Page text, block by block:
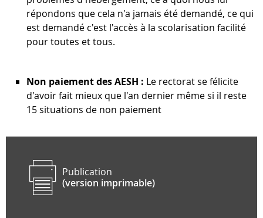
répondons que cela n'a jamais été demandé, ce qui
est demandé c'est l'accès à la scolarisation facilité
pour toutes et tous.
Non paiement des AESH : Le rectorat se félicite
d'avoir fait mieux que l'an dernier même si il reste
15 situations de non paiement
Publication
(version imprimable)